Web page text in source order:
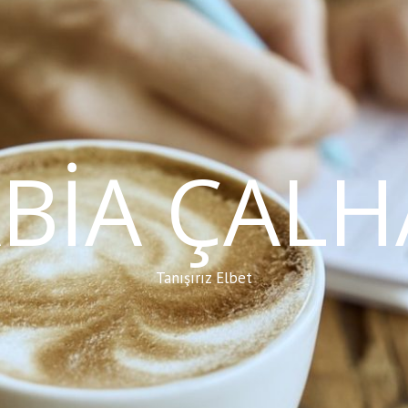
Tanışırız Elbet